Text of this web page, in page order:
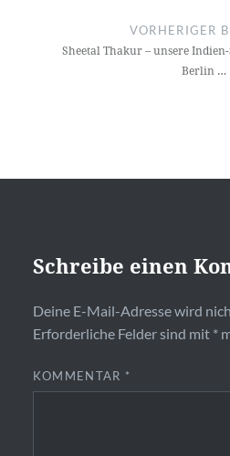
VORHERIGER
Sheetal Thakur – unsere
Berlin …
Schreibe einen
Deine E-Mail-Adresse wird
Erforderliche Felder sind mit *
KOMMENTAR *